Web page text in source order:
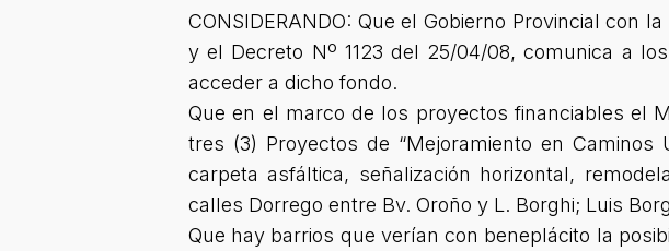
CONSIDERANDO: Que el Gobierno Provincial con
y el Decreto Nº 1123 del 25/04/08, comunica a
acceder a dicho fondo.
Que en el marco de los proyectos financiables el
tres (3) Proyectos de “Mejoramiento en
carpeta asfáltica, señalización horizontal,
calles Dorrego entre Bv. Oroño y L. Borghi; Luis
Que hay barrios que verían con beneplácito la